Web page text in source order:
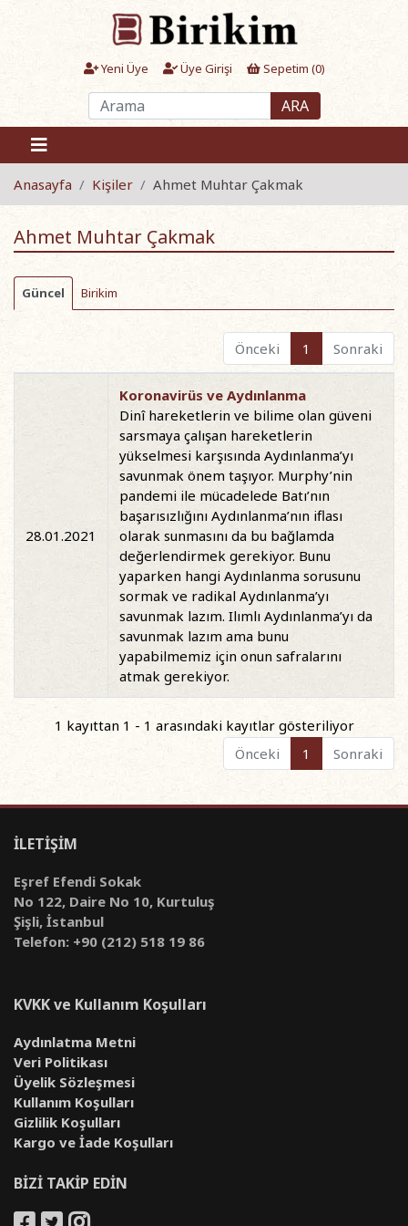
Yeni Üye Üye Girişi Sepetim (0)
ARA
Anasayfa Kişiler Ahmet Muhtar Çakmak
Ahmet Muhtar Çakmak
Güncel Birikim
Önceki 1 Sonraki
28.01.2021
Koronavirüs ve Aydınlanma
Dinî hareketlerin ve bilime olan güveni
sarsmaya çalışan hareketlerin
yükselmesi karşısında Aydınlanma’yı
savunmak önem taşıyor. Murphy’nin
pandemi ile mücadelede Batı’nın
başarısızlığını Aydınlanma’nın iflası
olarak sunmasını da bu bağlamda
değerlendirmek gerekiyor. Bunu
yaparken hangi Aydınlanma sorusunu
sormak ve radikal Aydınlanma’yı
savunmak lazım. Ilımlı Aydınlanma’yı da
savunmak lazım ama bunu
yapabilmemiz için onun safralarını
atmak gerekiyor.
1 kayıttan 1 - 1 arasındaki kayıtlar gösteriliyor
Önceki
1 Sonraki
İLETİŞİM
Eşref Efendi Sokak
No 122, Daire No 10, Kurtuluş
Şişli, İstanbul
Telefon: +90 (212) 518 19 86
KVKK ve Kullanım Koşulları
Aydınlatma Metni
Veri Politikası
Üyelik Sözleşmesi
Kullanım Koşulları
Gizlilik Koşulları
Kargo ve İade Koşulları
BİZİ TAKİP EDİN